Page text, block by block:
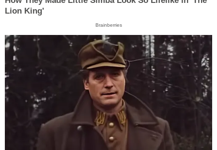
Lion King'
Brainberries